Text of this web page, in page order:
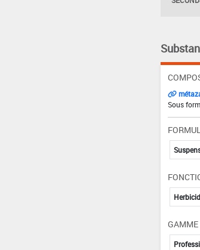
Sous
GAMME